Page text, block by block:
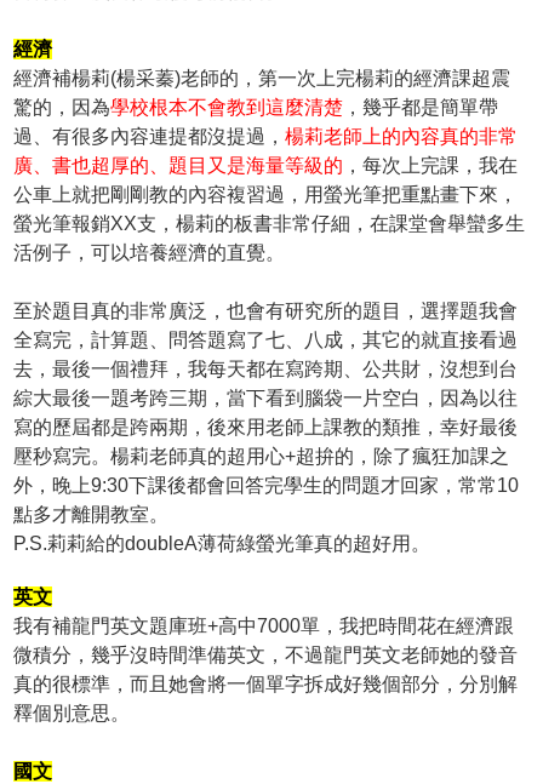
經濟
經濟補楊莉(楊采蓁)老師的，第一次上完楊莉的經濟課超震
驚的，因為學校根本不會教到這麼清楚 ，幾乎都是簡單帶
過、有很多內容連提都沒提過，楊莉老師上的內容真的非常
廣、書也超厚的、題目又是海量等級的 ，每次上完課，我在
公車上就把剛剛教的內容複習過，用螢光筆把重點畫下來，
螢光筆報銷XX支，楊莉的板書非常仔細，在課堂會舉蠻多生
活例子，可以培養經濟的直覺。
至於題目真的非常廣泛，也會有研究所的題目，選擇題我會
全寫完，計算題、問答題寫了七、八成，其它的就直接看過
去，最後一個禮拜，我每天都在寫跨期、公共財，沒想到台
綜大最後一題考跨三期，當下看到腦袋一片空白，因為以往
寫的歷屆都是跨兩期，後來用老師上課教的類推，幸好最後
壓秒寫完。楊莉老師真的超用心+超拚的，除了瘋狂加課之
外，晚上9:30下課後都會回答完學生的問題才回家，常常10
點多才離開教室。
P.S.莉莉給的doubleA薄荷綠螢光筆真的超好用。
英文
我有補龍門英文題庫班+高中7000單，我把時間花在經濟跟
微積分，幾乎沒時間準備英文，不過龍門英文老師她的發音
真的很標準，而且她會將一個單字拆成好幾個部分，分別解
釋個別意思。
國文